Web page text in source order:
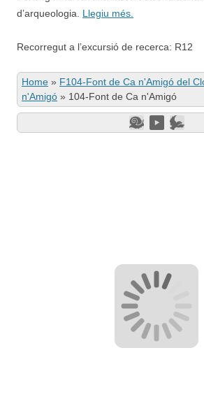
d’arqueologia. Llegiu més.
Recorregut a l’excursió de recerca: R12
Home » F104-Font de Ca n'Amigó del
n'Amigó » 104-Font de Ca n'Amigó